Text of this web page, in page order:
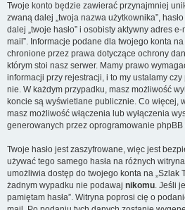
Twoje konto będzie zawierać przynajmniej
zwaną dalej „twoja nazwa użytkownika”,
dalej „twoje hasło” i osobisty aktywny adres
mail”. Informacje podane dla twojego konta na
chronione przez prawa dotyczące ochrony
którym stoi nasz serwer. Mamy prawo
informacji przy rejestracji, i to my ustalamy
nie. W każdym przypadku, masz możliwość
koncie są wyświetlane publicznie. Co więcej,
masz możliwość włączenia lub wyłączenia
generowanych przez oprogramowanie phpBB
Twoje hasło jest zaszyfrowane, więc jest
używać tego samego hasła na różnych
umożliwia dostęp do twojego konta na „Szlak
żadnym wypadku nie podawaj nikomu. Jeśli
pamiętam hasła”. Witryna poprosi cię o